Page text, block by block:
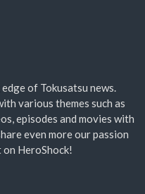
of Tokusatsu news.
various themes such as
episodes and movies with
even more our passion
on HeroShock!